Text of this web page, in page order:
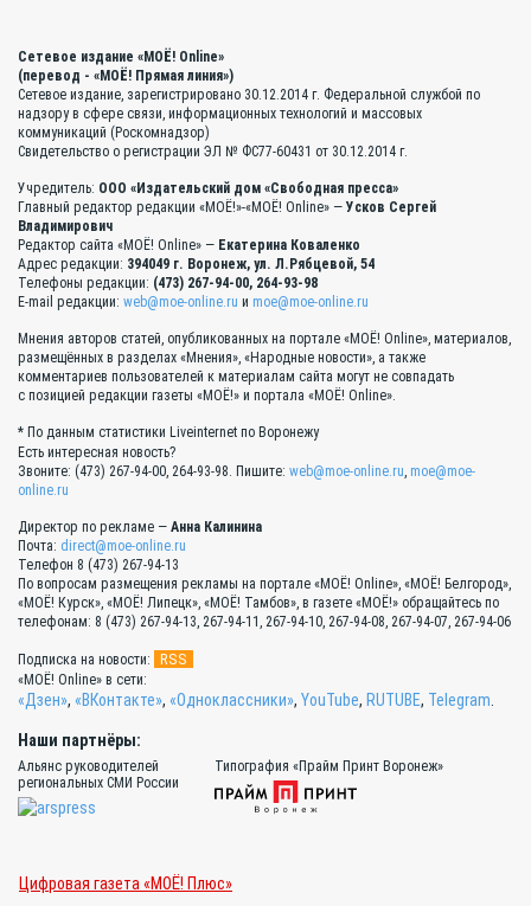
Сетевое издание «МОЁ! Online»
(перевод - «МОЁ! Прямая линия»)
Сетевое издание, зарегистрировано 30.12.2014 г. Федеральной службой по
надзору в сфере связи, информационных технологий и массовых
коммуникаций (Роскомнадзор)
Свидетельство о регистрации ЭЛ № ФС77-60431 от 30.12.2014 г.
Учредитель: ООО «Издательский дом «Свободная пресса»
Главный редактор редакции «МОЁ!»-«МОЁ! Online» — Усков Сергей
Владимирович
Редактор сайта «МОЁ! Online» — Екатерина Коваленко
Адрес редакции: 394049 г. Воронеж, ул. Л.Рябцевой, 54
Телефоны редакции: (473) 267-94-00, 264-93-98
E-mail редакции: web@moe-online.ru и moe@moe-online.ru
Мнения авторов статей, опубликованных на портале «МОЁ! Online», материалов,
размещённых в разделах «Мнения», «Народные новости», а также
комментариев пользователей к материалам сайта могут не совпадать
с позицией редакции газеты «МОЁ!» и портала «МОЁ! Online».
* По данным статистики Liveinternet по Воронежу
Есть интересная новость?
Звоните: (473) 267-94-00, 264-93-98. Пишите: web@moe-online.ru moe@moe-
online.ru
Директор по рекламе — Анна Калинина
Почта: direct@moe-online.ru
Телефон 8 (473) 267-94-13
По вопросам размещения рекламы на портале «МОЁ! Online», «МОЁ! Белгород»,
«МОЁ! Курск», «МОЁ! Липецк», «МОЁ! Тамбов», в газете «МОЁ!» обращайтесь по
телефонам: 8 (473) 267-94-13, 267-94-11, 267-94-10, 267-94-08, 267-94-07, 267-94-06
Подписка на новости: RSS
«МОЁ! Online» в сети:
«Дзен», «ВКонтакте», «Одноклассники», YouTube, RUTUBE, Telegram
Наши партнёры:
Альянс руководителей
региональных СМИ России
Типография «Прайм Принт Воронеж»
Цифровая газета «МОЁ! Плюс»